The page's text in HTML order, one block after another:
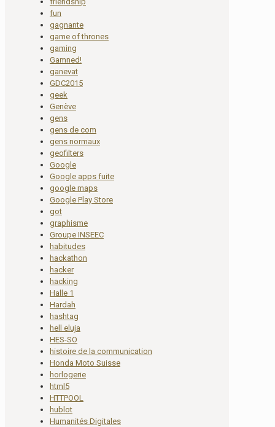
fun
gagnante
game of thrones
gaming
Gamned!
ganevat
GDC2015
geek
Genève
gens
gens de com
gens normaux
geofilters
Google
Google apps fuite
google maps
Google Play Store
got
graphisme
Groupe INSEEC
habitudes
hackathon
hacker
hacking
Halle 1
Hardah
hashtag
hell eluja
HES-SO
histoire de la communication
Honda Moto Suisse
horlogerie
html5
HTTPOOL
hublot
Humanités Digitales